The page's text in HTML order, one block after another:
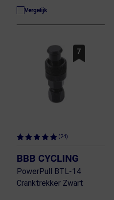
Vergelijk
7
(24)
BBB CYCLING
PowerPull BTL-14
Cranktrekker Zwart